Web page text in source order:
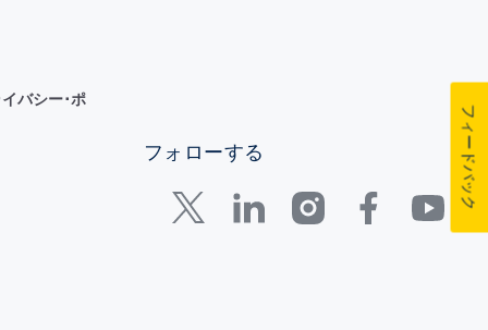
バシー･ポ
フォローする フィードバック